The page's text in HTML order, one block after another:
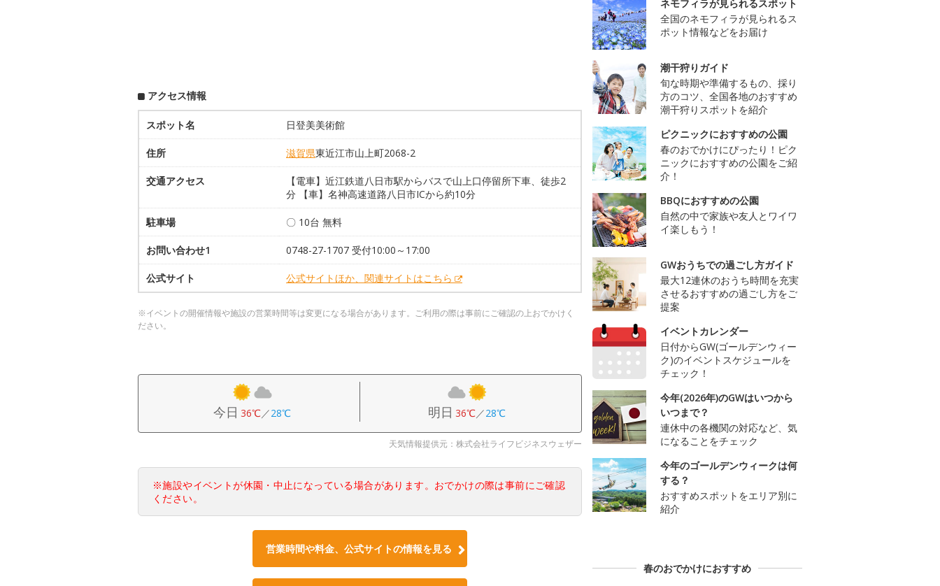
アクセス情報
スポット名 日登美美術館
住所 滋賀県東近江市山上町2068-2
交通アクセス
【電車】近江鉄道八日市駅からバスで山上口停留所下車、徒歩2
分 【車】名神高速道路八日市ICから約10分
駐車場 〇 10台 無料
お問い合わせ1 0748-27-1707 受付10:00～17:00
公式サイト 公式サイトほか、関連サイトはこちら
※イベントの開催情報や施設の営業時間等は変更になる場合があります。ご利用の際は事前にご確認の上おでかけく
ださい。
今日 36℃／28℃ 明日 36℃／28℃
天気情報提供元：株式会社ライフビジネスウェザー
※施設やイベントが休園・中止になっている場合があります。おでかけの際は事前にご確認
ください。
営業時間や料金、公式サイトの情報を見る
ネモフィラが見られるスポット
全国のネモフィラが見られるス
ポット情報などをお届け
潮干狩りガイド
旬な時期や準備するもの、採り
方のコツ、全国各地のおすすめ
潮干狩りスポットを紹介
ピクニックにおすすめの公園
春のおでかけにぴったり！ピク
ニックにおすすめの公園をご紹
介！
BBQにおすすめの公園
自然の中で家族や友人とワイワ
イ楽しもう！
GWおうちでの過ごし方ガイド
最大12連休のおうち時間を充実
させるおすすめの過ごし方をご
提案
イベントカレンダー
日付からGW(ゴールデンウィー
ク)のイベントスケジュールを
チェック！
今年(2026年)のGWはいつから
いつまで？
連休中の各機関の対応など、気
になることをチェック
今年のゴールデンウィークは何
する？
おすすめスポットをエリア別に
紹介
春のおでかけにおすすめ